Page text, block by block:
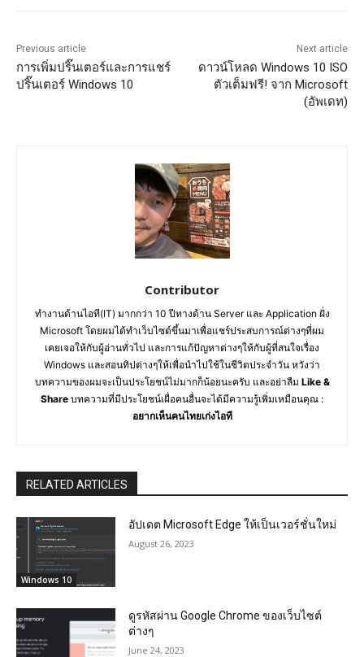
Previous article
การเพิ่มปริ๊นเตอร์และการแชร์
ปริ๊นเตอร์ Windows 10
Next article
ดาวน์โหลด Windows 10 ISO
ตัวเต็มฟรี! จาก Microsoft
(อัพเดท)
Contributor
ทำงานด้านไอที(IT) มากกว่า 10 ปีทางด้าน Server และ Application ฝั่ง
Microsoft โดยผมได้ทำเว็บไซต์ขึ้นมาเพื่อแชร์ประสบการณ์ต่างๆที่ผม
เคยเจอให้กับผู้อ่านทั่วไป และการแก้ปัญหาต่างๆให้กับผู้ที่สนใจเรื่อง
Windows และสอนทิปต่างๆให้เพื่อนำไปใช้ในชีวิตประจำวัน หวังว่า
บทความของผมจะเป็นประโยชน์ไม่มากก็น้อยนะครับ และอย่าลืม Like &
Share บทความที่มีประโยชน์เผื่อคนอื่นจะได้มีความรู้เพิ่มเหมือนคุณ :
อยากเห็นคนไทยเก่งไอที
RELATED ARTICLES
Windows 10
อัปเดต Microsoft Edge ให้เป็นเวอร์ชั่นใหม่
August 26, 2023
ดูรหัสผ่าน Google Chrome ของเว็บไซต์
ต่างๆ
June 24, 2023